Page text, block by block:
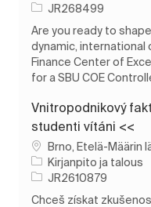
Työn tunnus
JR268499
Are you ready to
dynamic, international
Finance Center of
for a SBU COE
Vnitropodnikový
studenti vítáni <<
PaikkaBrno, Etelä-Määrin
Luokka
Kirjanpito ja talous
Työn tunnus
JR2610879
Chceš získat